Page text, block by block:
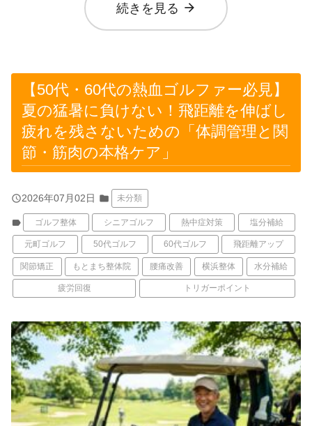
続きを見る arrow_forward
【50代・60代の熱血ゴルファー必見】
夏の猛暑に負けない！飛距離を伸ばし
疲れを残さないための「体調管理と関
節・筋肉の本格ケア」
query_builder2026年07月02日 folder 未分類
label ゴルフ整体 シニアゴルフ 熱中症対策 塩分補給
元町ゴルフ 50代ゴルフ 60代ゴルフ 飛距離アップ
関節矯正 もとまち整体院 腰痛改善 横浜整体 水分補給
疲労回復 トリガーポイント